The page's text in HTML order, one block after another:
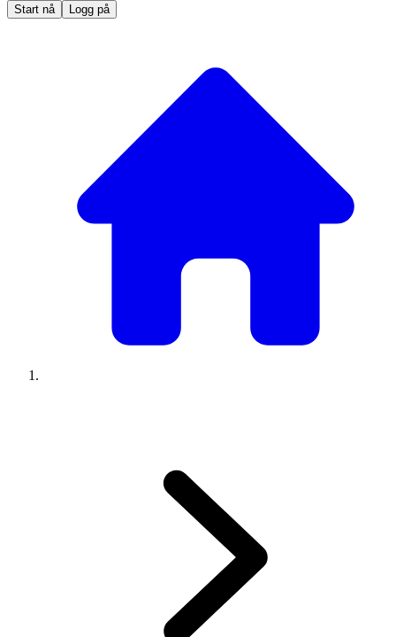
Start nå Logg på